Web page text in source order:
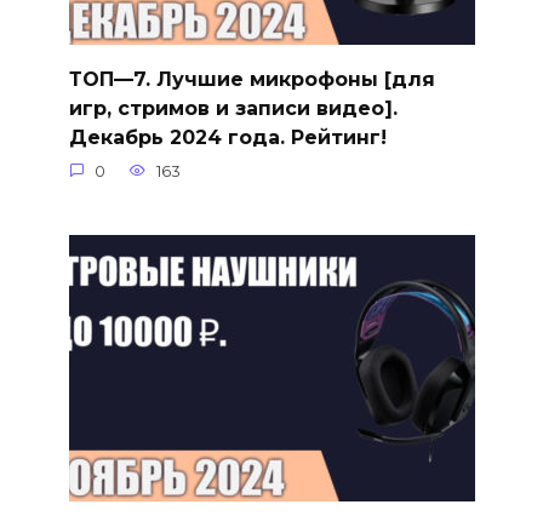
ТОП—7. Лучшие микрофоны [для
игр, стримов и записи видео].
Декабрь 2024 года. Рейтинг!
0 163